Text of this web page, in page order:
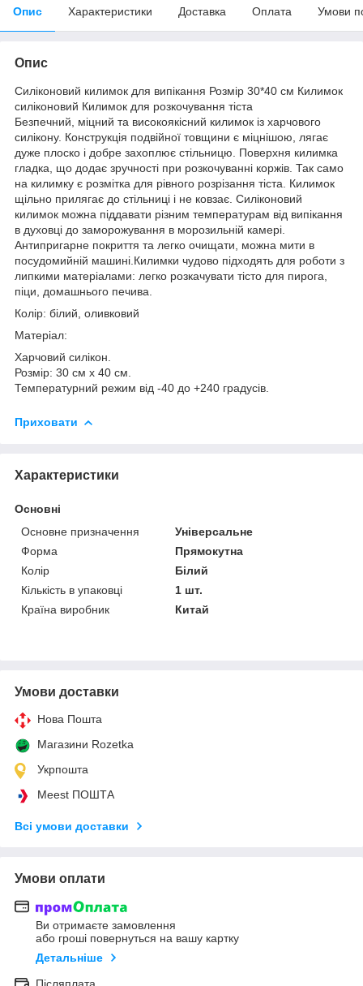
Опис Характеристики Доставка Оплата Умови
Опис
Силіконовий килимок для випікання Розмір 30*40 см Килимок
силіконовий Килимок для розкочування тіста
Безпечний, міцний та високоякісний килимок із харчового
силікону. Конструкція подвійної товщини є міцнішою, лягає
дуже плоско і добре захоплює стільницю. Поверхня килимка
гладка, що додає зручності при розкочуванні коржів. Так само
на килимку є розмітка для рівного розрізання тіста. Килимок
щільно прилягає до стільниці і не ковзає. Силіконовий
килимок можна піддавати різним температурам від випікання
в духовці до заморожування в морозильній камері.
Антипригарне покриття та легко очищати, можна мити в
посудомийній машині.Килимки чудово підходять для роботи з
липкими матеріалами: легко розкачувати тісто для пирога,
піци, домашнього печива.
Колір: білий, оливковий
Матеріал:
Харчовий силікон.
Розмір: 30 см х 40 см.
Температурний режим від -40 до +240 градусів.
Приховати
Характеристики
Основні
Основне призначення
Універсальне
Форма
Прямокутна
Колір
Білий
Кількість в упаковці
1 шт.
Країна виробник
Китай
Умови доставки
Нова Пошта
Магазини Rozetka
Укрпошта
Meest ПОШТА
Всі умови доставки
Умови оплати
Ви отримаєте замовлення
або гроші повернуться на вашу картку
Детальніше